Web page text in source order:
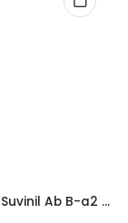
Tinta Esm Suvinil Ab B-a2 0,8l